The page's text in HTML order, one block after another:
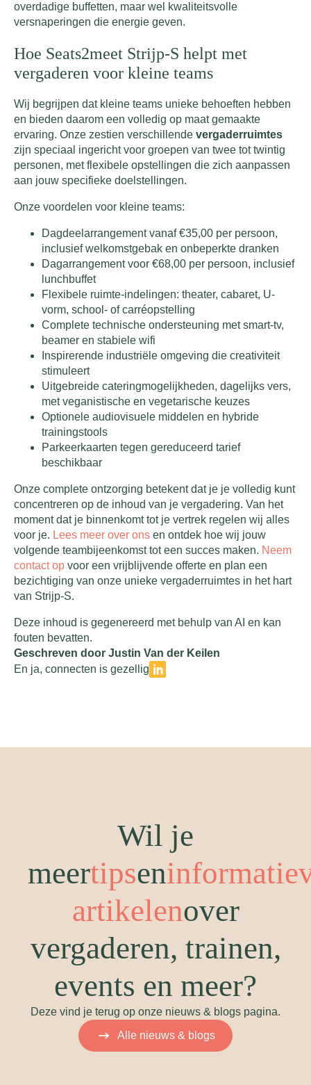
overdadige buffetten, maar wel kwaliteitsvolle
versnaperingen die energie geven.
Hoe Seats2meet Strijp-S helpt met
vergaderen voor kleine teams
Wij begrijpen dat kleine teams unieke behoeften hebben
en bieden daarom een volledig op maat gemaakte
ervaring. Onze zestien verschillende vergaderruimtes
zijn speciaal ingericht voor groepen van twee tot twintig
personen, met flexibele opstellingen die zich aanpassen
aan jouw specifieke doelstellingen.
Onze voordelen voor kleine teams:
Dagdeelarrangement vanaf €35,00 per persoon,
inclusief welkomstgebak en onbeperkte dranken
Dagarrangement voor €68,00 per persoon, inclusief
lunchbuffet
Flexibele ruimte-indelingen: theater, cabaret, U-
vorm, school- of carréopstelling
Complete technische ondersteuning met smart-tv,
beamer en stabiele wifi
Inspirerende industriële omgeving die creativiteit
stimuleert
Uitgebreide cateringmogelijkheden, dagelijks vers,
met veganistische en vegetarische keuzes
Optionele audiovisuele middelen en hybride
trainingstools
Parkeerkaarten tegen gereduceerd tarief
beschikbaar
Onze complete ontzorging betekent dat je je volledig kunt
concentreren op de inhoud van je vergadering. Van het
moment dat je binnenkomt tot je vertrek regelen wij alles
voor je. Lees meer over ons en ontdek hoe wij jouw
volgende teambijeenkomst tot een succes maken. Neem
contact op voor een vrijblijvende offerte en plan een
bezichtiging van onze unieke vergaderruimtes in het hart
van Strijp-S.
Deze inhoud is gegenereerd met behulp van AI en kan
fouten bevatten.
Geschreven door Justin Van der Keilen
En ja, connecten is gezellig
Wil je
meertipsen
artikelenover
vergaderen, trainen,
events en meer?
Deze vind je terug op onze nieuws & blogs pagina.
Alle nieuws & blogs